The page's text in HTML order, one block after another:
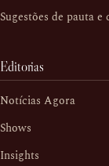
Sugestões de pauta
Editorias
Notícias Agora
Shows
Insights